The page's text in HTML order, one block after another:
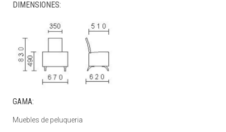
DIMENSIONES:
GAMA:
Muebles de peluqueria